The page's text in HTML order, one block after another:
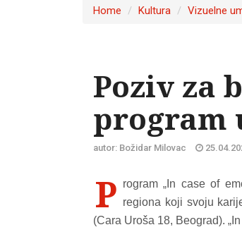
Home Kultura Vizuelne
Poziv za
program
autor: Božidar Milovac
P rogram„ In case of
regiona koji svoju
(Cara Uroša 18, Beograd).„